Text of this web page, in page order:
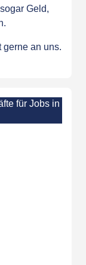
Geld,
an uns.